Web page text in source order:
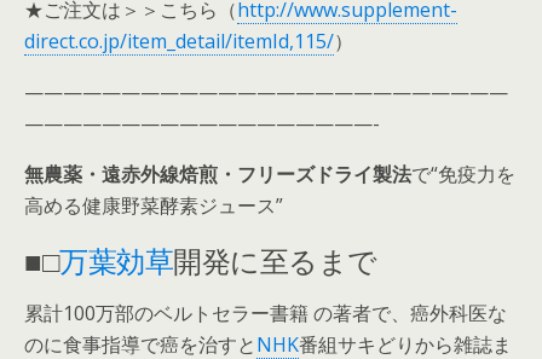
★ご注文は＞＞こちら（http://www.supplement-
direct.co.jp/item_detail/itemId,115/）
—————————————————————————
——————————————————-
無農薬・遠赤外線焙煎・フリーズドライ製法で“免疫力を
高める健康野菜酵素ジュース”
■□万葉効草開発に至るまで
累計100万部のベルトセラー書籍 の著者で、癌外科医な
のに食事指導で癌を治すとNHK番組サキどりから雑誌ま